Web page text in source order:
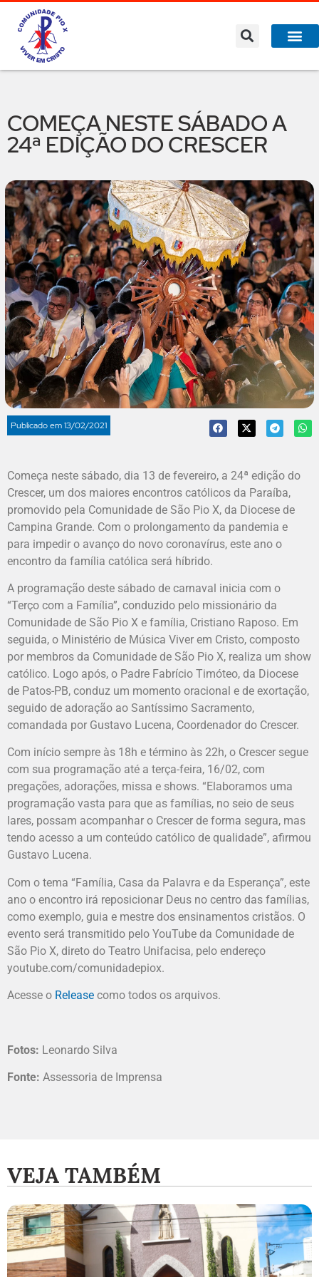
COMEÇA NESTE SÁBADO A
24ª EDIÇÃO DO CRESCER
Publicado em13/02/2021
Começa neste sábado, dia 13 de fevereiro, a 24ª edição do
Crescer, um dos maiores encontros católicos da Paraíba,
promovido pela Comunidade de São Pio X, da Diocese de
Campina Grande. Com o prolongamento da pandemia e
para impedir o avanço do novo coronavírus, este ano o
encontro da família católica será híbrido.
A programação deste sábado de carnaval inicia com o
“Terço com a Família”, conduzido pelo missionário da
Comunidade de São Pio X e família, Cristiano Raposo. Em
seguida, o Ministério de Música Viver em Cristo, composto
por membros da Comunidade de São Pio X, realiza um show
católico. Logo após, o Padre Fabrício Timóteo, da Diocese
de Patos-PB, conduz um momento oracional e de exortação,
seguido de adoração ao Santíssimo Sacramento,
comandada por Gustavo Lucena, Coordenador do Crescer.
Com início sempre às 18h e término às 22h, o Crescer segue
com sua programação até a terça-feira, 16/02, com
pregações, adorações, missa e shows. “Elaboramos uma
programação vasta para que as famílias, no seio de seus
lares, possam acompanhar o Crescer de forma segura, mas
tendo acesso a um conteúdo católico de qualidade”, afirmou
Gustavo Lucena.
Com o tema “Família, Casa da Palavra e da Esperança”, este
ano o encontro irá reposicionar Deus no centro das famílias,
como exemplo, guia e mestre dos ensinamentos cristãos. O
evento será transmitido pelo YouTube da Comunidade de
São Pio X, direto do Teatro Unifacisa, pelo endereço
youtube.com/comunidadepiox.
Acesse o Release como todos os arquivos.
Fotos: Leonardo Silva
Fonte: Assessoria de Imprensa
VEJA TAMBÉM